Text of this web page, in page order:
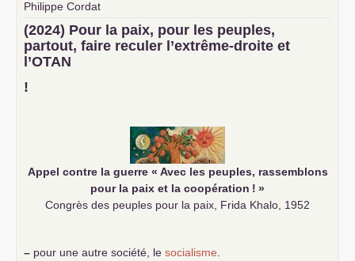
Philippe Cordat
–un texte de Jean-Claude Delaunay
le marxisme est la
science sociale de notre temps
–un appel proposé aux partis communistes et ouvrier
d’Europe
–
(2024) Pour la paix, pour les peuples,
partout, faire reculer l’extrême-droite et
l’OTAN
!
Appel contre la guerre « Avec les peuples, rassemblons
pour la paix et la coopération ! »
Congrès des peuples pour la paix, Frida Khalo, 1952
– pour une autre société, le socialisme.